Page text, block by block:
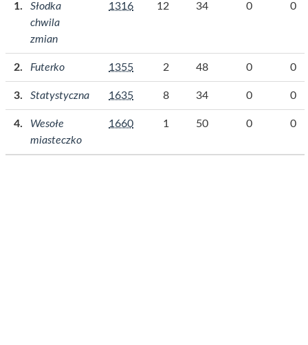
Słodka
chwila
zmian
1316 12 34 0 0
Futerko 1355 2 48 0 0
Statystyczna 1635 8 34 0 0
Wesołe
miasteczko
1660 1 50 0 0